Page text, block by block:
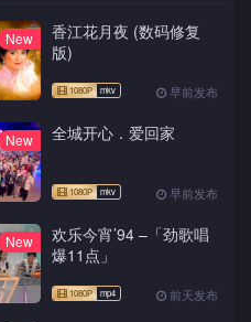
New
香江花月夜 (数码修复
版)
早前发布
New 全城开心．爱回家
早前发布
New
欢乐今宵’94 –「劲歌唱
爆11点」
前天发布